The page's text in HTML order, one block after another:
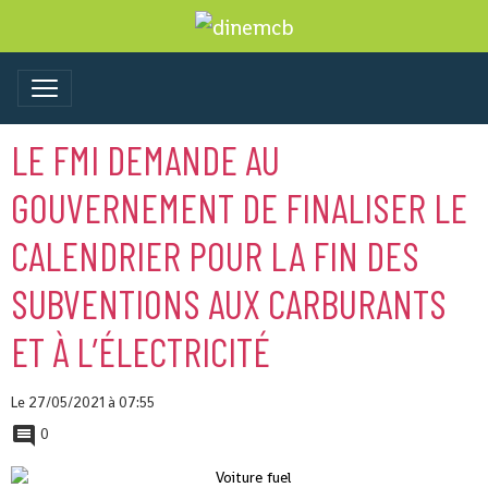
LE FMI DEMANDE AU
GOUVERNEMENT DE FINALISER LE
CALENDRIER POUR LA FIN DES
SUBVENTIONS AUX CARBURANTS
ET À L’ÉLECTRICITÉ
Le 27/05/2021 à 07:55
0